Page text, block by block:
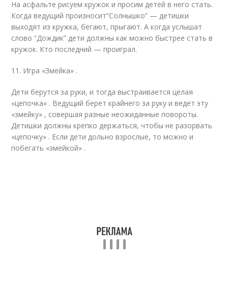
На асфальте рисуем кружок и просим детей в него стать.
Когда ведущий произносит“Солнышко” — детишки
выходят из кружка, бегают, прыгают. А когда услышат
слово “Дождик” дети должны как можно быстрее стать в
кружок. Кто последний — проиграл.
11. Игра «Змейка» .
Дети берутся за руки, и тогда выстраивается целая
«цепочка» . Ведущий берет крайнего за руку и ведет эту
«змейку» , совершая разные неожиданные повороты.
Детишки должны крепко держаться, чтобы не разорвать
«цепочку» . Если дети дольно взрослые, то можно и
побегать «змейкой» .